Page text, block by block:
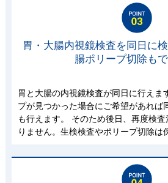
胃・大腸内視鏡検査を同日に
腸ポリープ切除も
胃と大腸の内視鏡検査が同日に行えま
プが見つかった場合にご希望があれば
も行えます。 そのため後日、再度検
りません。生検検査やポリープ切除は